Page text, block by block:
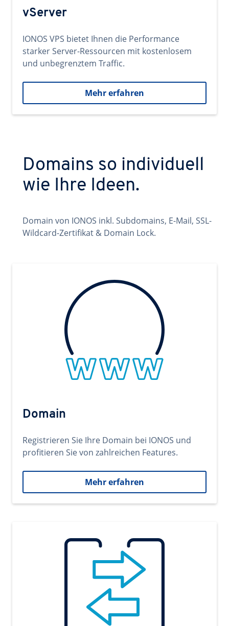
vServer
IONOS VPS bietet Ihnen die Performance
starker Server-Ressourcen mit kostenlosem
und unbegrenztem Traffic.
Mehr erfahren
Domains so individuell
wie Ihre Ideen.
Domain von IONOS inkl. Subdomains, E-Mail, SSL-
Wildcard-Zertifikat & Domain Lock.
Domain
Registrieren Sie Ihre Domain bei IONOS und
profitieren Sie von zahlreichen Features.
Mehr erfahren